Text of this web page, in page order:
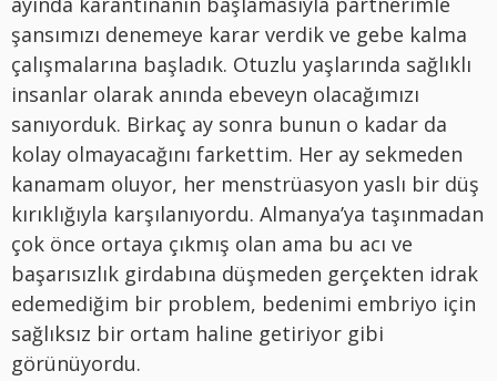
şansımızı denemeye karar verdik ve gebe kalma
çalışmalarına başladık. Otuzlu yaşlarında sağlıklı
insanlar olarak anında ebeveyn olacağımızı
sanıyorduk. Birkaç ay sonra bunun o kadar da
kolay olmayacağını farkettim. Her ay sekmeden
kanamam oluyor, her menstrüasyon yaslı bir düş
kırıklığıyla karşılanıyordu. Almanya’ya taşınmadan
çok önce ortaya çıkmış olan ama bu acı ve
başarısızlık girdabına düşmeden gerçekten idrak
edemediğim bir problem, bedenimi embriyo için
sağlıksız bir ortam haline getiriyor gibi
görünüyordu.